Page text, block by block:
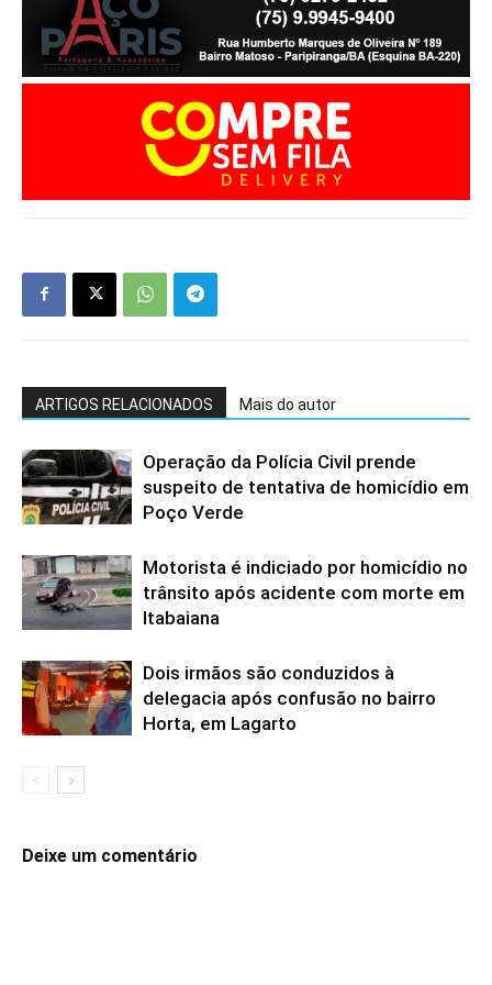
ARTIGOS RELACIONADOS Mais do autor
Operação da Polícia Civil prende
suspeito de tentativa de homicídio em
Poço Verde
Motorista é indiciado por homicídio no
trânsito após acidente com morte em
Itabaiana
Dois irmãos são conduzidos à
delegacia após confusão no bairro
Horta, em Lagarto
Deixe um comentário